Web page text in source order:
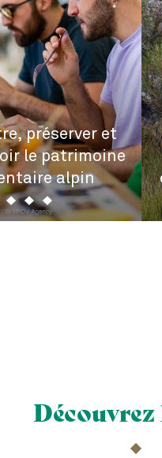
préserver et
le patrimoine
alpin